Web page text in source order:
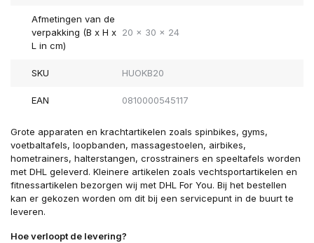
Afmetingen van de
verpakking (B x H x
L in cm)
20 x 30 x 24
SKU HUOKB20
EAN 0810000545117
Grote apparaten en krachtartikelen zoals spinbikes, gyms,
voetbaltafels, loopbanden, massagestoelen, airbikes,
hometrainers, halterstangen, crosstrainers en speeltafels worden
met DHL geleverd. Kleinere artikelen zoals vechtsportartikelen en
fitnessartikelen bezorgen wij met DHL For You. Bij het bestellen
kan er gekozen worden om dit bij een servicepunt in de buurt te
leveren.
Hoe verloopt de levering?